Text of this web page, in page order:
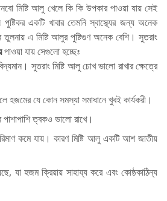
মিষ্টি আলু খেলে কি কি উপকার পাওয়া যায় সেই
একটি খাবার তেমনি স্বাস্থ্যের জন্য অনেক
এ মিষ্টি আলুর পুষ্টিগুণ অনেক বেশি। সুতরাং
পাওয়া যায় সেগুলো হচ্ছেঃ
সুতরাং মিষ্টি আলু চোখ ভালো রাখার ক্ষেত্রে
হজমের যে কোন সমস্যা সমাধানে খুবই কার্যকরী।
পাশাপাশি ত্বকও ভালো রাখে।
কমে যায়। কারণ মিষ্টি আলু একটি আশ জাতীয়
যা হজম ক্রিয়ায় সাহায্য করে এবং কোষ্ঠকাঠিন্য